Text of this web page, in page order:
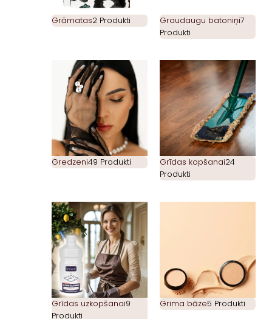
Grāmatas2 Produkti Graudaugu batoniņi7
Produkti
Gredzeni49 Produkti Grīdas kopšanai24
Produkti
Grīdas uzkopšanai9
Produkti
Grima bāze5 Produkti